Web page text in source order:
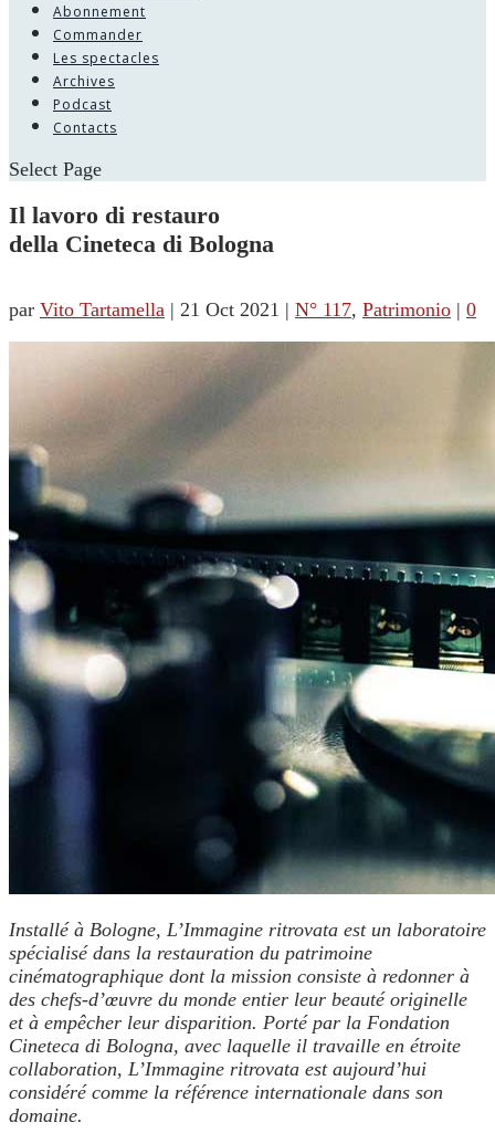
Abonnement
Commander
Les spectacles
Archives
Podcast
Contacts
Select Page
Il lavoro di restauro
della Cineteca di Bologna
par Vito Tartamella | 21 Oct 2021 | N° 117, Patrimonio | 0
Installé à Bologne, L’Immagine ritrovata est un laboratoire
spécialisé dans la restauration du patrimoine
cinématographique dont la mission consiste à redonner à
des chefs-d’œuvre du monde entier leur beauté originelle
et à empêcher leur disparition. Porté par la Fondation
Cineteca di Bologna, avec laquelle il travaille en étroite
collaboration, L’Immagine ritrovata est aujourd’hui
considéré comme la référence internationale dans son
domaine.